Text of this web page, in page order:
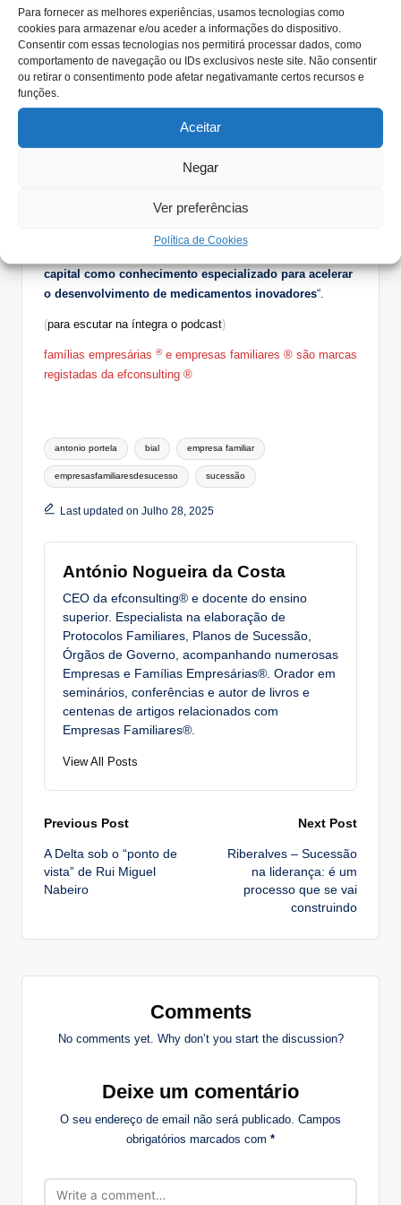
Para fornecer as melhores experiências, usamos tecnologias como
cookies para armazenar e/ou aceder a informações do dispositivo.
Consentir com essas tecnologias nos permitirá processar dados, como
comportamento de navegação ou IDs exclusivos neste site. Não consentir
ou retirar o consentimento pode afetar negativamante certos recursos e
funções.
Aceitar
Negar
Ver preferências
Política de Cookies
Sobre a próxima geração (5ª): 7
ainda muito novos):
O tempo e as capacidades ditarão
Devem saber ser bons acionistas.
na Biovance Capital, o maior investidor na
área da saúde em Portugal, assumindo que assim “
capital como conhecimento especializado para acelerar
o desenvolvimento de medicamentos inovadores“.
(para escutar na íntegra o podcast)
famílias empresárias ®e empresas familiares ® são marcas
registadas da efconsulting ®
Tags:
antonio portela bial empresa familiar
empresasfamiliaresdesucesso sucessão
Last updated on Julho 28, 2025
António Nogueira da Costa
CEO da efconsulting® e docente do ensino
superior. Especialista na elaboração de
Protocolos Familiares, Planos de Sucessão,
Órgãos de Governo, acompanhando numerosas
Empresas e Famílias Empresárias®. Orador em
seminários, conferências e autor de livros e
centenas de artigos relacionados com
Empresas Familiares®.
View All Posts
Post
navigation
Previous Post
A Delta sob o “ponto de
vista” de Rui Miguel
Nabeiro
Next Post
Riberalves – Sucessão
na liderança: é um
processo que se vai
construindo
Comments
No comments yet. Why don’t you start the discussion?
Deixe um comentário
O seu endereço de email não será publicado. Campos
obrigatórios marcados com *